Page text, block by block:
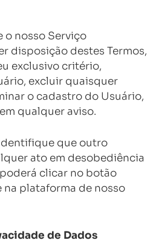
o nosso Serviço
disposição destes Termos,
exclusivo critério,
excluir quaisquer
o cadastro do Usuário,
qualquer aviso.
que outro
ato em desobediência
clicar no botão
na plataforma de nosso
de Dados